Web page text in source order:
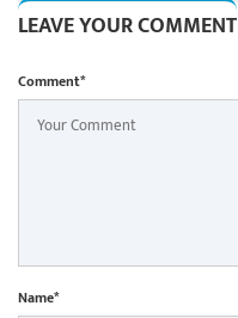
LEAVE YOUR COMMENT
Comment*
Name*